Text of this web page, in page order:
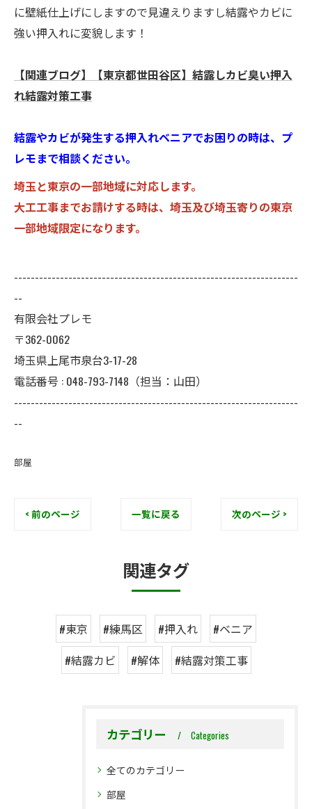
に壁紙仕上げにしますので見違えりますし結露やカビに
強い押入れに変貌します！
【関連ブログ】【東京都世田谷区】結露しカビ臭い押入
れ結露対策工事
結露やカビが発生する押入れベニアでお困りの時は、プ
レモまで相談ください。
埼玉と東京の一部地域に対応します。
大工工事までお請けする時は、埼玉及び埼玉寄りの東京
一部地域限定になります。
--------------------------------------------------------------------
--
有限会社プレモ
〒362-0062
埼玉県上尾市泉台3-17-28
電話番号 : 048-793-7148（担当：山田）
--------------------------------------------------------------------
--
部屋
< 前のページ 一覧に戻る 次のページ >
関連タグ
#東京 #練馬区 #押入れ
#ベニア
#結露カビ
#解体 #結露対策工事
カテゴリー Categories
全てのカテゴリー
部屋